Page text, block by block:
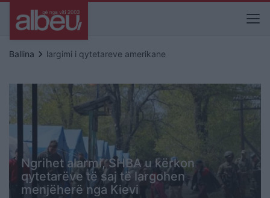
Ballina keyboard_arrow_right largimi i qytetareve amerikane
Ngrihet alarmi, SHBA u kërkon
qytetarëve të saj të largohen
menjëherë nga Kievi